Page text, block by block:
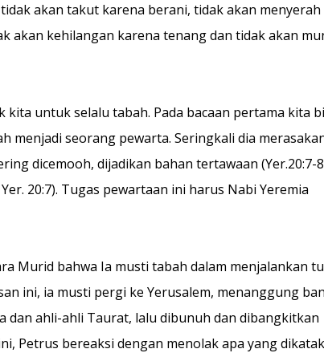
akan takut karena berani, tidak akan menyerah
akan kehilangan karena tenang dan tidak akan
untuk selalu tabah. Pada bacaan pertama kita
menjadi seorang pewarta. Seringkali dia
dicemooh, dijadikan bahan tertawaan (Yer.20:7-
20:7). Tugas pewartaan ini harus Nabi Yeremia
Murid bahwa Ia musti tabah dalam menjalankan
ini, ia musti pergi ke Yerusalem, menanggung
dan ahli-ahli Taurat, lalu dibunuh dan dibangkitkan
Petrus bereaksi dengan menolak apa yang